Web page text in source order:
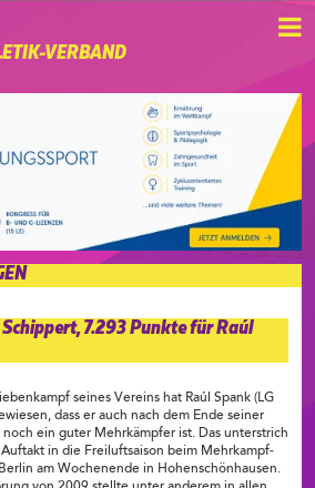
VERBAND
7.293 Punkte für Raúl
seines Vereins hat Raúl Spank (LG
dass er auch nach dem Ende seiner
noch ein guter Mehrkämpfer ist. Das unterstrich
in die Freiluftsaison beim Mehrkampf-
am Wochenende in Hohenschönhausen.